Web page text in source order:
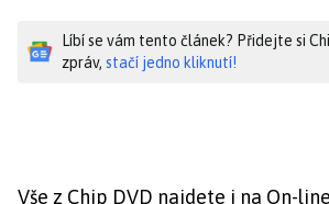
Líbí se vám tento článek? Přidejte si
zpráv, stačí jedno kliknutí!
Vše z Chip DVD najdete i na On-